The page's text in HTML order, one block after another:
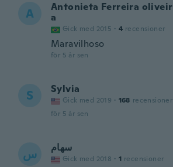
A
Antonieta Ferreira oliveir
a
Gick med 2015 · 4 recensioner
Maravilhoso
för 5 år sen
S Sylvia
Gick med 2019 · 168 recensioner
för 5 år sen
س سهام
Gick med 2018 · 1 recensioner